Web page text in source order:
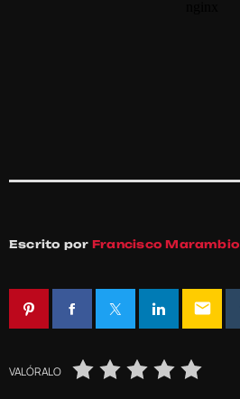
Escrito por Francisco Marambio
email
VALÓRALO